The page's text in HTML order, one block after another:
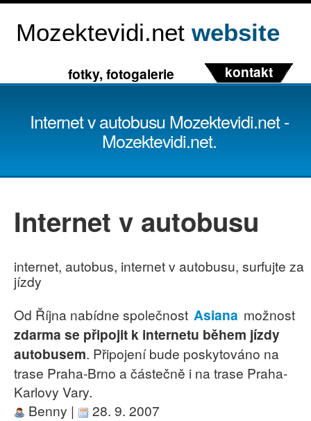
Mozektevidi.net website
fotky, fotogalerie kontakt
Internet v autobusu Mozektevidi.net -
Mozektevidi.net.
Internet v autobusu
internet, autobus, internet v autobusu, surfujte za
jízdy
Od Října nabídne společnost Asiana možnost
zdarma se připojit k internetu během jízdy
autobusem. Připojení bude poskytováno na
trase Praha-Brno a částečně i na trase Praha-
Karlovy Vary.
Benny |
28. 9. 2007